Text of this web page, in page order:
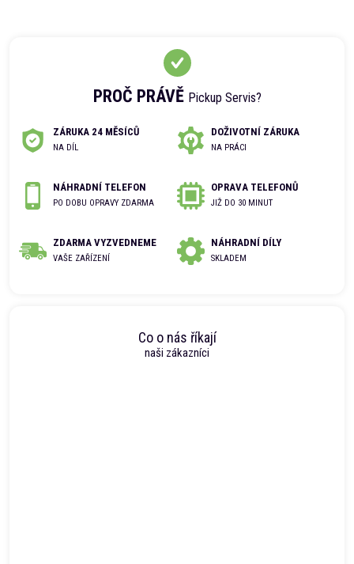
PROČ PRÁVĚ Pickup Servis?
ZÁRUKA 24 MĚSÍCŮ
NA DÍL
DOŽIVOTNÍ ZÁRUKA
NA PRÁCI
NÁHRADNÍ TELEFON
PO DOBU OPRAVY ZDARMA
OPRAVA TELEFONŮ
JIŽ DO 30 MINUT
ZDARMA VYZVEDNEME
VAŠE ZAŘÍZENÍ
NÁHRADNÍ DÍLY
SKLADEM
Co o nás říkají
naši zákazníci